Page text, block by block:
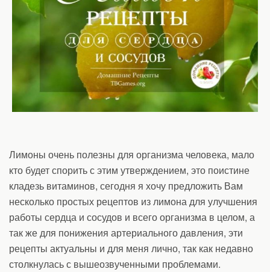
Лимоны очень полезны для организма человека, мало
кто будет спорить с этим утверждением, это поистине
кладезь витаминов, сегодня я хочу предложить Вам
несколько простых рецептов из лимона для улучшения
работы сердца и сосудов и всего организма в целом, а
так же для понижения артериального давления, эти
рецепты актуальны и для меня лично, так как недавно
столкнулась с вышеозвученными проблемами.